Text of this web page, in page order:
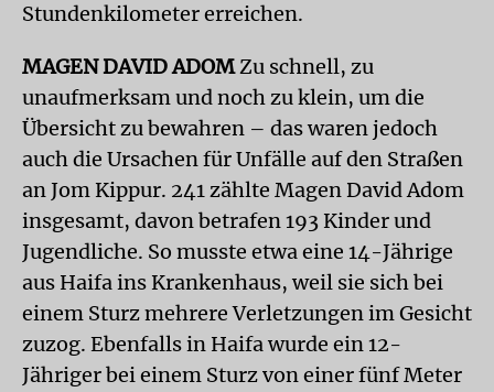
Stundenkilometer erreichen.
MAGEN DAVID ADOMZu schnell, zu
unaufmerksam und noch zu klein, um die
Übersicht zu bewahren – das waren jedoch
auch die Ursachen für Unfälle auf den Straßen
an Jom Kippur. 241 zählte Magen David Adom
insgesamt, davon betrafen 193 Kinder und
Jugendliche. So musste etwa eine 14-Jährige
aus Haifa ins Krankenhaus, weil sie sich bei
einem Sturz mehrere Verletzungen im Gesicht
zuzog. Ebenfalls in Haifa wurde ein 12-
Jähriger bei einem Sturz von einer fünf Meter